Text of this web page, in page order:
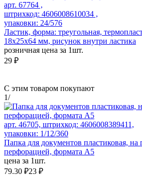
арт. 67764 ,
штрихкод: 4606008610034 ,
упаковки: 24/576
Ластик, форма: треугольная,
18х25х64 мм, рисунок внутри ластика
розничная цена за 1шт.
29 ₽
С этим товаром покупают
1/
арт. 46705, штрихкод: 4606008389411,
упаковки: 1/12/360
Папка для документов пластиковая,
перфорацией, формата А5
цена за 1шт.
79.30 ₽23 ₽